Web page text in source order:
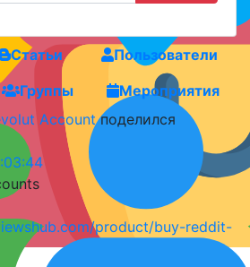
Статьи
Пользователи
Группы
Мероприятия
Account поделился
product/buy-reddit-